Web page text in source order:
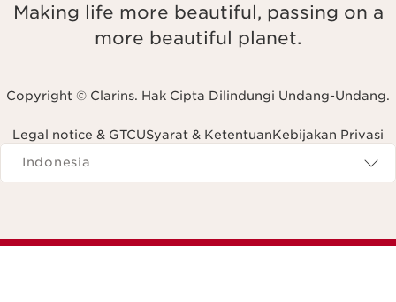
Making life more beautiful, passing on a
more beautiful planet.
Copyright © Clarins. Hak Cipta Dilindungi Undang-Undang.
Legal notice & GTCUSyarat & KetentuanKebijakan Privasi
Navigates to
Indonesia